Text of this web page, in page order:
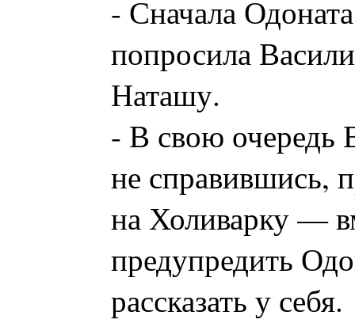
- Сначала
попросила
Наташу.
- В свою очередь
не справившись,
на Холиварку —
предупредить
рассказать у себя.